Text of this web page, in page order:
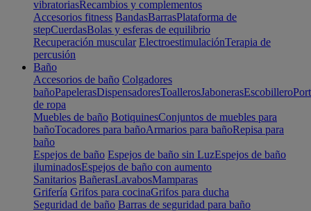
vibratoriasRecambios y complementos
Accesorios fitness BandasBarrasPlataforma de
stepCuerdasBolas y esferas de equilibrio
Recuperación muscular ElectroestimulaciónTerapia de
percusión
Baño
Accesorios de baño Colgadores
bañoPapelerasDispensadoresToallerosJabonerasEscobillero
de ropa
Muebles de baño BotiquinesConjuntos de muebles para
bañoTocadores para bañoArmarios para bañoRepisa para
baño
Espejos de baño Espejos de baño sin LuzEspejos de baño
iluminadosEspejos de baño con aumento
Sanitarios BañerasLavabosMamparas
Grifería Grifos para cocinaGrifos para ducha
Seguridad de baño Barras de seguridad para baño